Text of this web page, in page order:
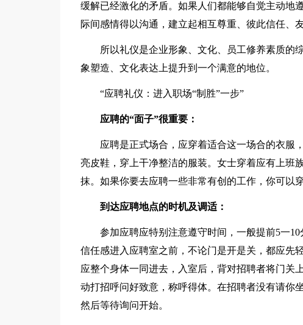
缓解已经激化的矛盾。如果人们都能够自觉主动地
际间感情得以沟通，建立起相互尊重、彼此信任、
所以礼仪是企业形象、文化、员工修养素质的
象塑造、文化表达上提升到一个满意的地位。
“应聘礼仪：进入职场“制胜”一步”
应聘的“面子”很重要：
应聘是正式场合，应穿着适合这一场合的衣服
亮皮鞋，穿上干净整洁的服装。女士穿着应有上班
抹。如果你要去应聘一些非常有创的工作，你可以
到达应聘地点的时机及调适：
参加应聘应特别注意遵守时间，一般提前5一10
信任感进入应聘室之前，不论门是开是关，都应先
应整个身体一同进去，入室后，背对招聘者将门关
动打招呼问好致意，称呼得体。在招聘者没有请你
然后等待询问开始。